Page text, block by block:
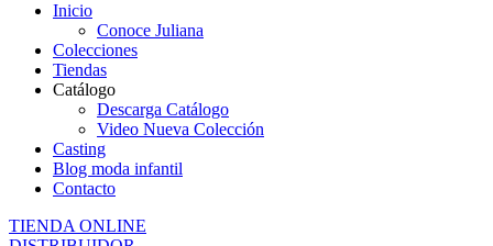
Inicio
Conoce Juliana
Colecciones
Tiendas
Catálogo
Descarga Catálogo
Video Nueva Colección
Casting
Blog moda infantil
Contacto
TIENDA ONLINE